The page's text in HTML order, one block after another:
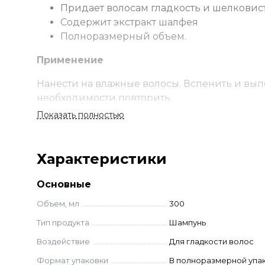
Придает волосам гладкость и
Содержит экстракт шалфея
Полноразмерный объем.
Применение
Нанести на влажные волосы. Вспенить и
необходимости повторить.
Ингредиенты
Cocamide Dea, Glycol Distearate,
Diacetate, Hydroxycitronellal, Salvia Officinalis
Показать полностью
Характеристики
Основные
Объем, мл
300
Тип продукта
Шампунь
Воздействие
Для гладкости волос
Формат упаковки
В полноразмерной